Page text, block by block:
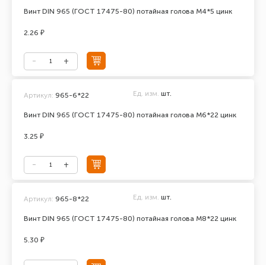
Винт DIN 965 (ГОСТ 17475-80) потайная голова М4*5 цинк
2.26 ₽
Винт DIN 965 (ГОСТ 17475-80) потайная голова М6*22 цинк
Артикул: 965-6*22 Ед. изм. шт.
3.25 ₽
Винт DIN 965 (ГОСТ 17475-80) потайная голова М8*22 цинк
Артикул: 965-8*22 Ед. изм. шт.
5.30 ₽